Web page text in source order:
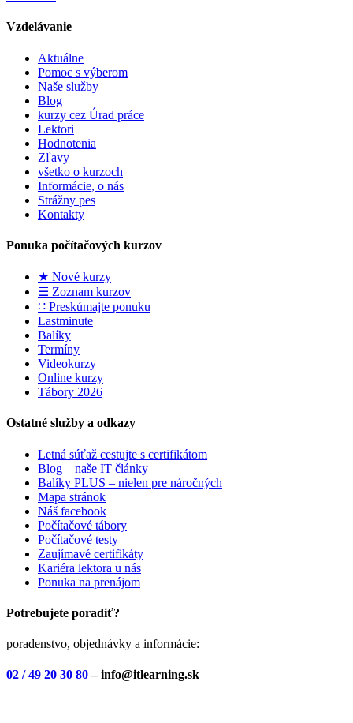
Vzdelávanie
Aktuálne
Pomoc s výberom
Naše služby
Blog
kurzy cez Úrad práce
Lektori
Hodnotenia
Zľavy
všetko o kurzoch
Informácie, o nás
Strážny pes
Kontakty
Ponuka počítačových kurzov
★ Nové kurzy
☰ Zoznam kurzov
∷ Preskúmajte ponuku
Lastminute
Balíky
Termíny
Videokurzy
Online kurzy
Tábory 2026
Ostatné služby a odkazy
Letná súťaž cestujte s certifikátom
Blog – naše IT články
Balíky PLUS – nielen pre náročných
Mapa stránok
Náš facebook
Počítačové tábory
Počítačové testy
Zaujímavé certifikáty
Kariéra lektora u nás
Ponuka na prenájom
Potrebujete poradiť?
poradenstvo, objednávky a informácie:
02 / 49 20 30 80– info@itlearning.sk